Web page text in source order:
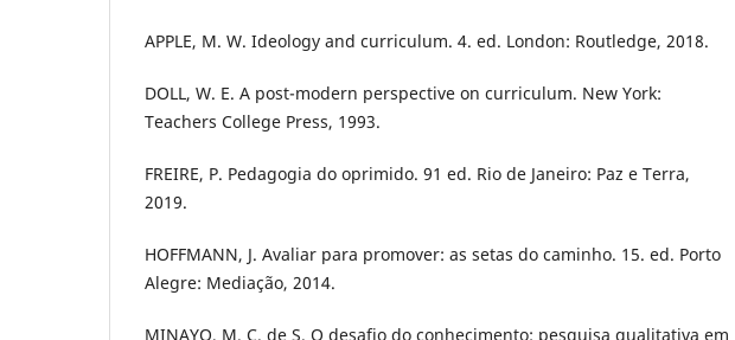
APPLE, M. W. Ideology and curriculum. 4. ed. London: Routledge, 2018.
DOLL, W. E. A post-modern perspective on curriculum. New York:
Teachers College Press, 1993.
FREIRE, P. Pedagogia do oprimido. 91 ed. Rio de Janeiro: Paz e Terra,
2019.
HOFFMANN, J. Avaliar para promover: as setas do caminho. 15. ed. Porto
Alegre: Mediação, 2014.
MINAYO, M. C. de S. O desafio do conhecimento: pesquisa qualitativa em